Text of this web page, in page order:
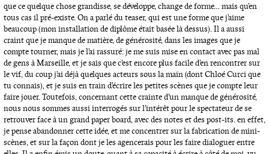
que ce quelque chose grandisse, se développe, change de forme… mais qu’en
tous cas il pré-existe. On a parlé du teaser, qui est une forme que j’aime
beaucoup (mon installation de diplôme était basée là dessus). Il a aussi
craint que je manque de matière, de générosité, dans les images que je
compte tourner, mais je l’ai rassuré: je me suis mise en contact avec pas mal
de gens à Marseille, et je sais que c’est encore plus facile d’en rencontrer sur
le vif, du coup j’ai déjà quelques acteurs sous la main (dont Chloé Curci que
tu connais), et je suis en train d’écrire les petites scènes que je compte leur
faire jouer. Toutefois, concernant cette crainte d’un manque de générosité,
nous nous sommes aussi interrogés sur l’intérêt pour le spectateur de se
retrouver face à un grand paper board, avec des notes et des post-its. en effet,
je pense abandonner cette idée, et me concentrer sur la fabrication de mini-
scènes, et sur la façon dont je les agencerais pour les faire dialoguer entre